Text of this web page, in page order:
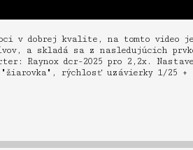
v dobrej kvalite, na tomto video
a skladá sa z nasledujúcich
Raynox dcr-2025 pro 2,2x.
rýchlosť uzávierky 1/25